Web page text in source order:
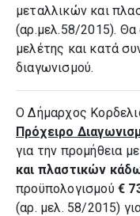
μεταλλικών και
(αρ.μελ.58/2015). Θα
μελέτης και κατά
διαγωνισμού.
Ο Δήμαρχος
Πρόχειρο
για την προμήθεια
και πλαστικών
προϋπολογισμού €
(αρ. μελ. 58/2015)